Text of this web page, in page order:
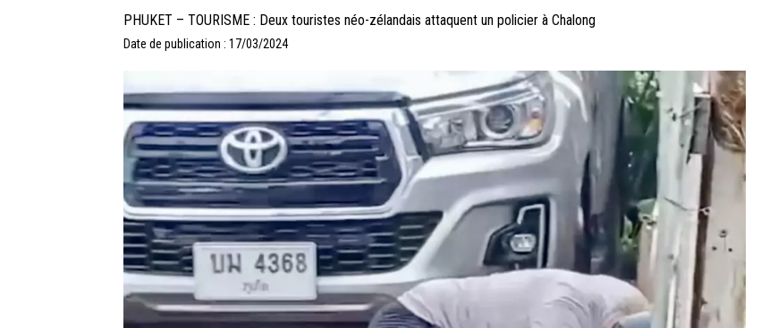
PHUKET – TOURISME : Deux touristes néo-zélandais attaquent un policier à Chalong
Date de publication : 17/03/2024